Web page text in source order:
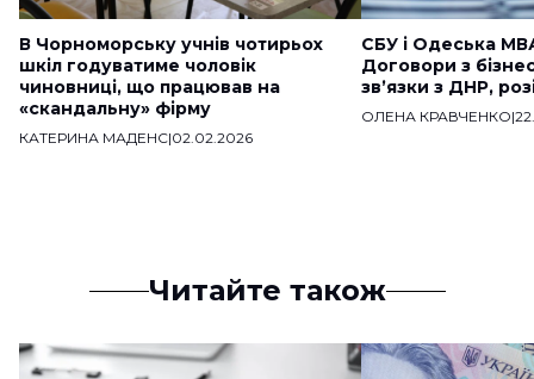
В Чорноморську учнів чотирьох
шкіл годуватиме чоловік
чиновниці, що працював на
«скандальну» фірму
КАТЕРИНА МАДЕНС|02.02.2026
СБУ і Одеська
Договори з
звʼязки з ДНР,
ОЛЕНА КРАВЧЕНКО|
Читайте також